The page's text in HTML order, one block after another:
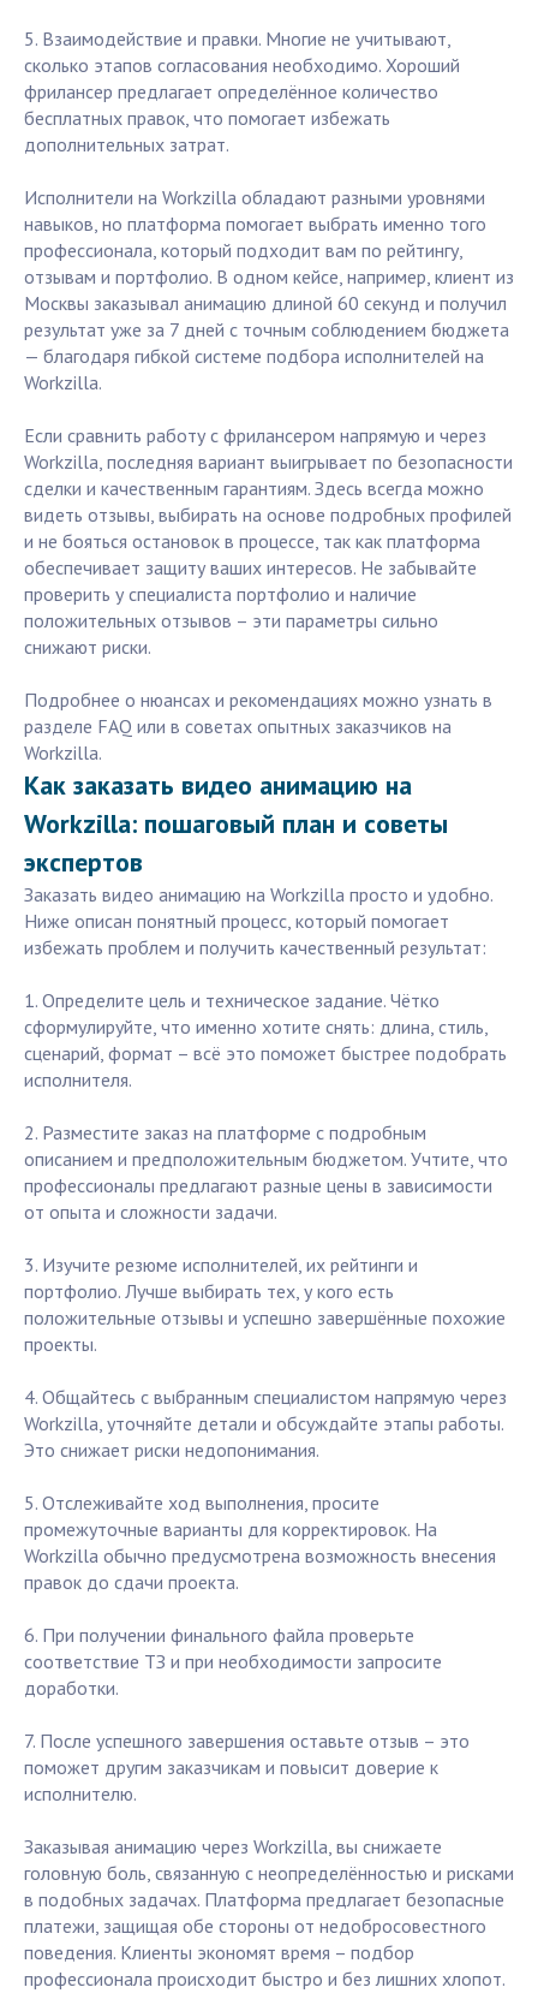
5. Взаимодействие и правки. Многие не учитывают,
сколько этапов согласования необходимо. Хороший
фрилансер предлагает определённое количество
бесплатных правок, что помогает избежать
дополнительных затрат.
Исполнители на Workzilla обладают разными уровнями
навыков, но платформа помогает выбрать именно того
профессионала, который подходит вам по рейтингу,
отзывам и портфолио. В одном кейсе, например, клиент из
Москвы заказывал анимацию длиной 60 секунд и получил
результат уже за 7 дней с точным соблюдением бюджета
— благодаря гибкой системе подбора исполнителей на
Workzilla.
Если сравнить работу с фрилансером напрямую и через
Workzilla, последняя вариант выигрывает по безопасности
сделки и качественным гарантиям. Здесь всегда можно
видеть отзывы, выбирать на основе подробных профилей
и не бояться остановок в процессе, так как платформа
обеспечивает защиту ваших интересов. Не забывайте
проверить у специалиста портфолио и наличие
положительных отзывов – эти параметры сильно
снижают риски.
Подробнее о нюансах и рекомендациях можно узнать в
разделе FAQ или в советах опытных заказчиков на
Workzilla.
Как заказать видео анимацию на
Workzilla: пошаговый план и советы
экспертов
Заказать видео анимацию на Workzilla просто и удобно.
Ниже описан понятный процесс, который помогает
избежать проблем и получить качественный результат:
1. Определите цель и техническое задание. Чётко
сформулируйте, что именно хотите снять: длина, стиль,
сценарий, формат – всё это поможет быстрее подобрать
исполнителя.
2. Разместите заказ на платформе с подробным
описанием и предположительным бюджетом. Учтите, что
профессионалы предлагают разные цены в зависимости
от опыта и сложности задачи.
3. Изучите резюме исполнителей, их рейтинги и
портфолио. Лучше выбирать тех, у кого есть
положительные отзывы и успешно завершённые похожие
проекты.
4. Общайтесь с выбранным специалистом напрямую через
Workzilla, уточняйте детали и обсуждайте этапы работы.
Это снижает риски недопонимания.
5. Отслеживайте ход выполнения, просите
промежуточные варианты для корректировок. На
Workzilla обычно предусмотрена возможность внесения
правок до сдачи проекта.
6. При получении финального файла проверьте
соответствие ТЗ и при необходимости запросите
доработки.
7. После успешного завершения оставьте отзыв – это
поможет другим заказчикам и повысит доверие к
исполнителю.
Заказывая анимацию через Workzilla, вы снижаете
головную боль, связанную с неопределённостью и рисками
в подобных задачах. Платформа предлагает безопасные
платежи, защищая обе стороны от недобросовестного
поведения. Клиенты экономят время – подбор
профессионала происходит быстро и без лишних хлопот.